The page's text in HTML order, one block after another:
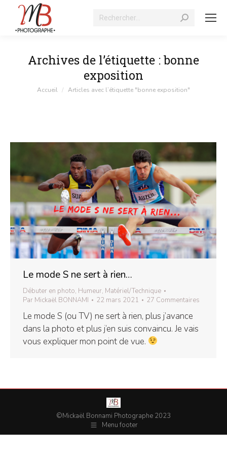
Recherche
Archives de l’étiquette : bonne
exposition
Vous êtes ici :
Accueil Articles avec l’étiquette "bonne exposition"
Le mode S ne sert à rien…
Débuter en photo, Humeur, Matériel/Technique
Par Mickaël BONNAMI 22 mars 2021 27 Commentaires
Le mode S (ou TV) ne sert à rien, plus j’avance
dans la photo et plus j’en suis convaincu. Je vais
vous expliquer mon point de vue.
©Mickaël Bonnami Photographe 2023
Menu footer